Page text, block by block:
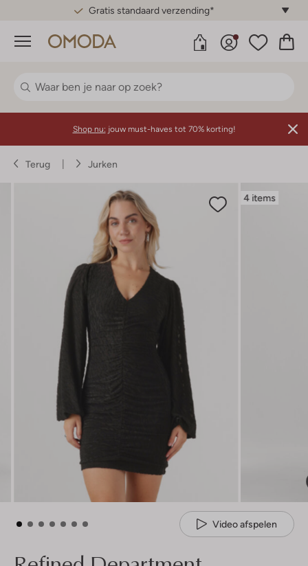
Gratis standaard verzending*
Menu
Shop nu: jouw must-haves tot 70% korting!
Terug Jurken
4 items
Video afspelen